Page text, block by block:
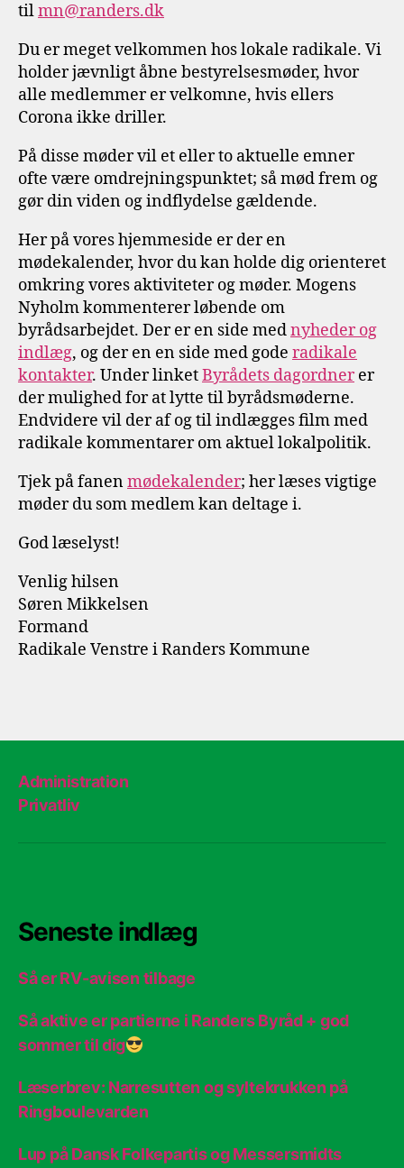
tilmn@randers.dk
Du er meget velkommen hos lokale radikale. Vi
holder jævnligt åbne bestyrelsesmøder, hvor
alle medlemmer er velkomne, hvis ellers
Corona ikke driller.
På disse møder vil et eller to aktuelle emner
ofte være omdrejningspunktet; så mød frem og
gør din viden og indflydelse gældende.
Her på vores hjemmeside er der en
mødekalender, hvor du kan holde dig orienteret
omkring vores aktiviteter og møder. Mogens
Nyholm kommenterer løbende om
byrådsarbejdet. Der er en side mednyheder og
indlæg, og der en en side med gode radikale
kontakter. Under linketByrådets dagordnerer
der mulighed for at lytte til byrådsmøderne.
Endvidere vil der af og til indlægges film med
radikale kommentarer om aktuel lokalpolitik.
Tjek på fanenmødekalender; her læses vigtige
møder du som medlem kan deltage i.
God læselyst!
Venlig hilsen
Søren Mikkelsen
Formand
Radikale Venstre i Randers Kommune
Administration
Privatliv
Seneste indlæg
Så er RV-avisen tilbage
Så aktive er partierne i Randers Byråd + god
sommer til dig
Læserbrev: Narresutten og syltekrukken på
Ringboulevarden
Lup på Dansk Folkepartis og Messersmidts